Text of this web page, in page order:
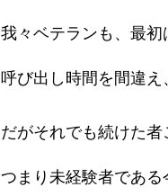
我々ベテランも、最初
呼び出し時間を間違
だがそれでも続けた者
つまり未経験者である